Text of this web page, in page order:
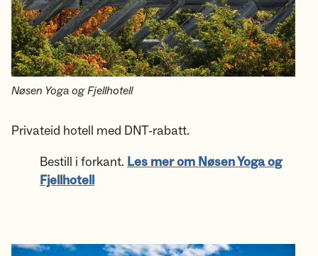
Nøsen Yoga og Fjellhotell
Privateid hotell med DNT-rabatt.
Bestill i forkant. Les mer om Nøsen Yoga og
Fjellhotell